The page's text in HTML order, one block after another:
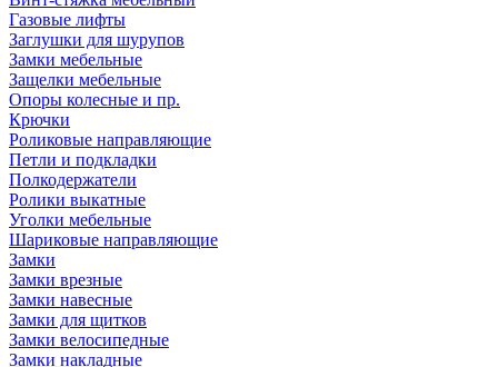
Газовые лифты
Заглушки для шурупов
Замки мебельные
Защелки мебельные
Опоры колесные и пр.
Крючки
Роликовые направляющие
Петли и подкладки
Полкодержатели
Ролики выкатные
Уголки мебельные
Шариковые направляющие
Замки
Замки врезные
Замки навесные
Замки для щитков
Замки велосипедные
Замки накладные